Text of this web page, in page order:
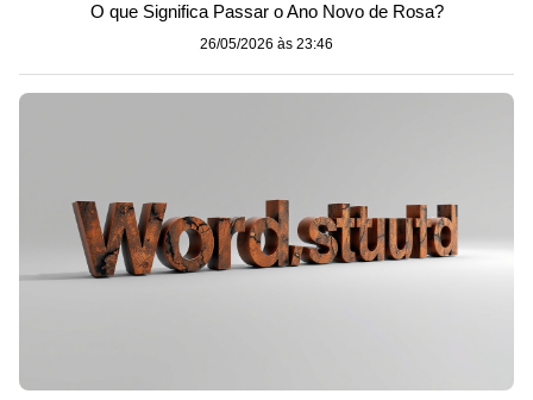
O que Significa Passar o Ano Novo de Rosa?
26/05/2026 às 23:46